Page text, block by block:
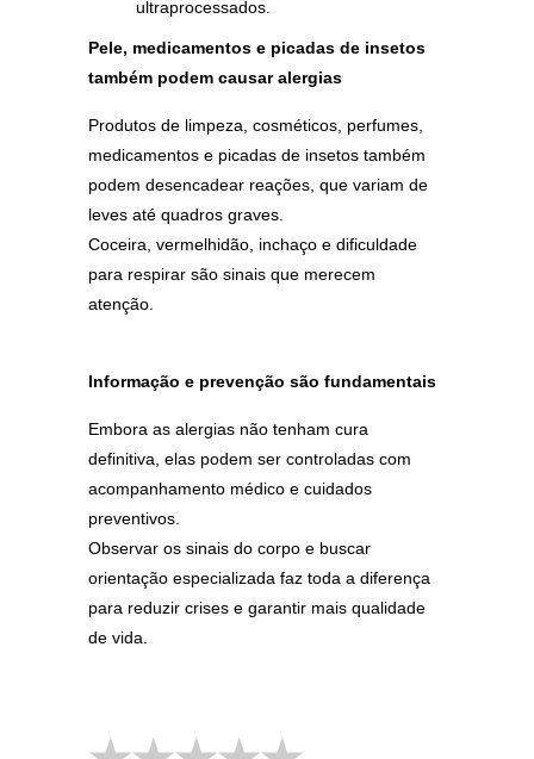
ultraprocessados.
Pele, medicamentos e picadas de insetos
também podem causar alergias
Produtos de limpeza, cosméticos, perfumes,
medicamentos e picadas de insetos também
podem desencadear reações, que variam de
leves até quadros graves.
Coceira, vermelhidão, inchaço e dificuldade
para respirar são sinais que merecem
atenção.
Informação e prevenção são fundamentais
Embora as alergias não tenham cura
definitiva, elas podem ser controladas com
acompanhamento médico e cuidados
preventivos.
Observar os sinais do corpo e buscar
orientação especializada faz toda a diferença
para reduzir crises e garantir mais qualidade
de vida.